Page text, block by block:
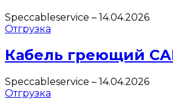
Speccableservice – 14.04.2026
Отгрузка
Кабель греющий
Speccableservice – 14.04.2026
Отгрузка